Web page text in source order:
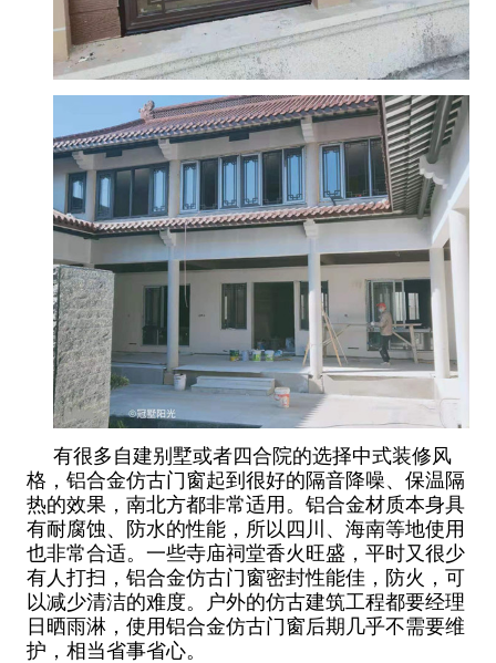
有很多自建别墅或者四合院的选择中式装修风
格，铝合金仿古门窗起到很好的隔音降噪、保温隔
热的效果，南北方都非常适用。铝合金材质本身具
有耐腐蚀、防水的性能，所以四川、海南等地使用
也非常合适。一些寺庙祠堂香火旺盛，平时又很少
有人打扫，铝合金仿古门窗密封性能佳，防火，可
以减少清洁的难度。户外的仿古建筑工程都要经理
日晒雨淋，使用铝合金仿古门窗后期几乎不需要维
护，相当省事省心。